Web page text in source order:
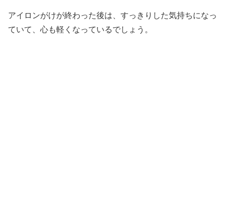
アイロンがけが終わった後は、すっきりした気持ちになっ
ていて、心も軽くなっているでしょう。